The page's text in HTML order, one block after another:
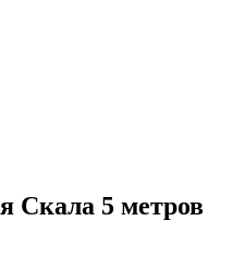
Скала 5 метров